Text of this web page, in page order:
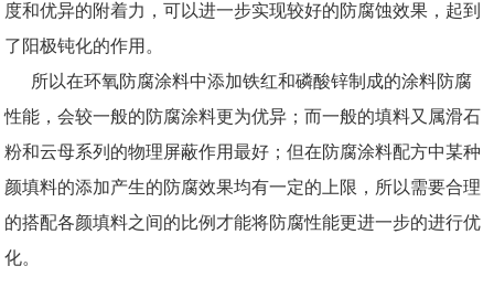
度和优异的附着力，可以进一步实现较好的防腐蚀效果，起到
了阳极钝化的作用。
所以在环氧防腐涂料中添加铁红和磷酸锌制成的涂料防腐
性能，会较一般的防腐涂料更为优异；而一般的填料又属滑石
粉和云母系列的物理屏蔽作用最好；但在防腐涂料配方中某种
颜填料的添加产生的防腐效果均有一定的上限，所以需要合理
的搭配各颜填料之间的比例才能将防腐性能更进一步的进行优
化。